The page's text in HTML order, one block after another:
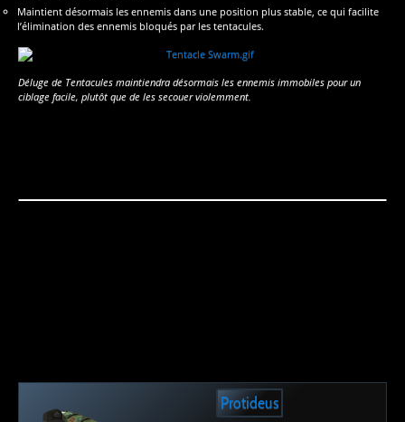
Maintient désormais les ennemis dans une position plus stable, ce qui facilite
l’élimination des ennemis bloqués par les tentacules.
Déluge de Tentacules maintiendra désormais les ennemis immobiles pour un
ciblage facile, plutôt que de les secouer violemment.
Protideus